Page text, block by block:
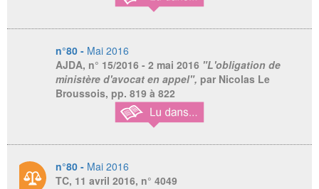
n°80 - Mai 2016
AJDA, n° 15/2016 - 2 mai 2016 "L'obligation de
ministère d'avocat en appel", par Nicolas Le
Broussois, pp. 819 à 822
n°80 - Mai 2016
TC, 11 avril 2016, n° 4049